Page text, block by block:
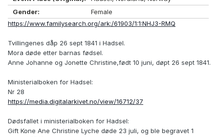
Gender:
Female
https://www.familysearch.org/ark:/61903/1:1:NHJ3-RMQ
Tvillingenes dåp 26 sept 1841 i Hadsel.
Mora døde etter barnas fødsel.
Anne Johanne og Jonette Christine,født 10 juni, døpt 26 sept 1841.
Ministerialboken for Hadsel:
Nr 28
https://media.digitalarkivet.no/view/16712/37
Dødsfallet i ministerialboken for Hadsel:
Gift Kone Ane Christine Lyche døde 23 juli, og ble begravet 1